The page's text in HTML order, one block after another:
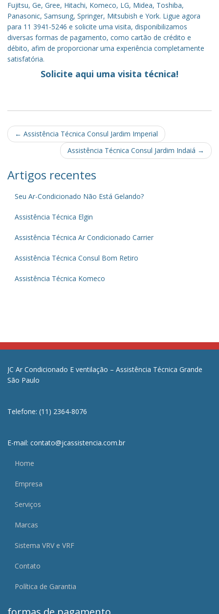
Fujitsu, Ge, Gree, Hitachi, Komeco, LG, Midea, Toshiba,
Panasonic, Samsung, Springer, Mitsubish e York. Ligue agora
para 11 3941-5246 e solicite uma visita, disponibilizamos
diversas formas de pagamento, como cartão de crédito e
débito, afim de proporcionar uma experiência completamente
satisfatória.
Solicite aqui uma visita técnica!
Post
navigation
← Assistência Técnica Consul Jardim Imperial
Assistência Técnica Consul Jardim Indaiá →
Artigos recentes
Seu Ar-Condicionado Não Está Gelando?
Assistência Técnica Elgin
Assistência Técnica Ar Condicionado Carrier
Assistência Técnica Consul Bom Retiro
Assistência Técnica Komeco
JC Ar Condicionado E ventilação – Assistência Técnica Grande
São Paulo
Telefone: (11) 2364-8076
E-mail: contato@jcassistencia.com.br
Home
Empresa
Serviços
Marcas
Sistema VRV e VRF
Contato
Política de Garantia